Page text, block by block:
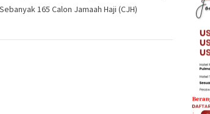
165 Calon Jamaah Haji (CJH)